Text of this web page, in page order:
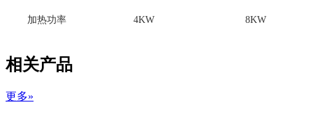
加热功率 4KW 8KW
相关产品
更多»